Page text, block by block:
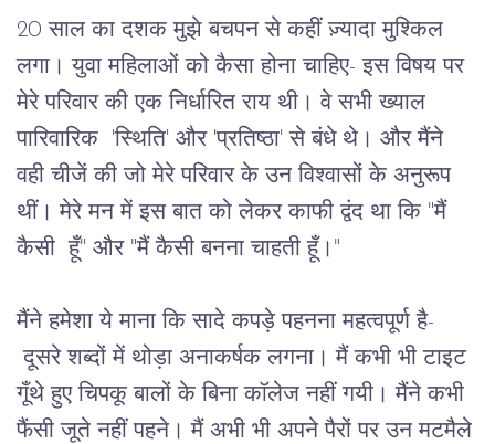
20 साल का दशक मुझे बचपन से कहीं ज़्यादा मुश्किल
लगा। युवा महिलाओं को कैसा होना चाहिए- इस विषय पर
मेरे परिवार की एक निर्धारित राय थी। वे सभी ख्याल
पारिवारिक 'स्थिति' और 'प्रतिष्ठा' से बंधे थे। और मैंने
वही चीजें की जो मेरे परिवार के उन विश्वासों के अनुरूप
थीं। मेरे मन में इस बात को लेकर काफी द्वंद था कि "मैं
कैसी हूँ" और "मैं कैसी बनना चाहती हूँ। "
मैंने हमेशा ये माना कि सादे कपड़े पहनना महत्वपूर्ण है-
दूसरे शब्दों में थोड़ा अनाकर्षक लगना। मैं कभी भी टाइट
गूँथे हुए चिपकू बालों के बिना कॉलेज नहीं गयी। मैंने कभी
फैंसी जूते नहीं पहने। मैं अभी भी अपने पैरों पर उन मटमैले